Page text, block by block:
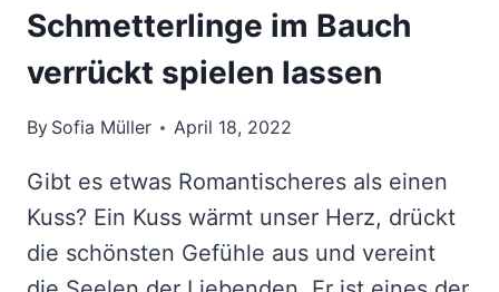
Schmetterlinge im Bauch
verrückt spielen lassen
By Sofia Müller April 18, 2022
Gibt es etwas Romantischeres als einen
Kuss? Ein Kuss wärmt unser Herz, drückt
die schönsten Gefühle aus und vereint